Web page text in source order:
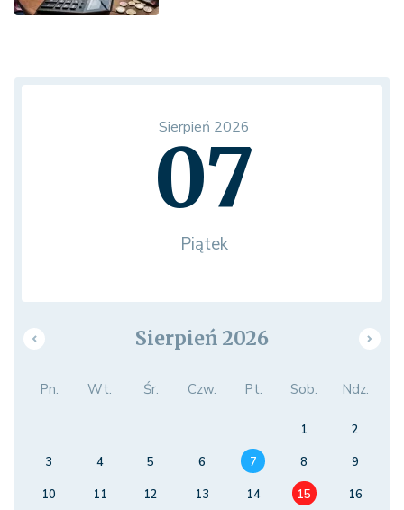
Sierpień 2026
07
Piątek
Sierpień 2026
Pn. Wt. Śr. Czw. Pt. Sob. Ndz.
1
2
3
4 5 6 7 8
9
10
11 12 13 14 15
16